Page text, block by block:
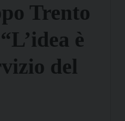
Trento
è
del